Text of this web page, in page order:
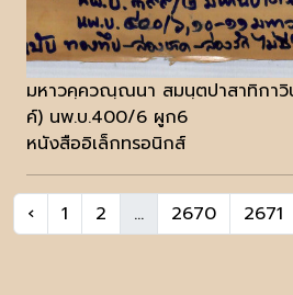
มหาวคฺควณฺณนา สมนฺตปาสาทิกา
ค์) นพ.บ.400/6 ผูก6
หนังสืออิเล็กทรอนิกส์
‹ 1 2 ... 2670 2671